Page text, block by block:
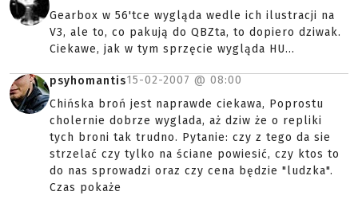
Gearbox w 56'tce wygląda wedle ich ilustracji na
V3, ale to, co pakują do QBZta, to dopiero dziwak.
Ciekawe, jak w tym sprzęcie wygląda HU...
psyhomantis15-02-2007 @ 08:00
Chińska broń jest naprawde ciekawa, Poprostu
cholernie dobrze wyglada, aż dziw że o repliki
tych broni tak trudno. Pytanie: czy z tego da sie
strzelać czy tylko na ściane powiesić, czy ktos to
do nas sprowadzi oraz czy cena będzie "ludzka".
Czas pokaże